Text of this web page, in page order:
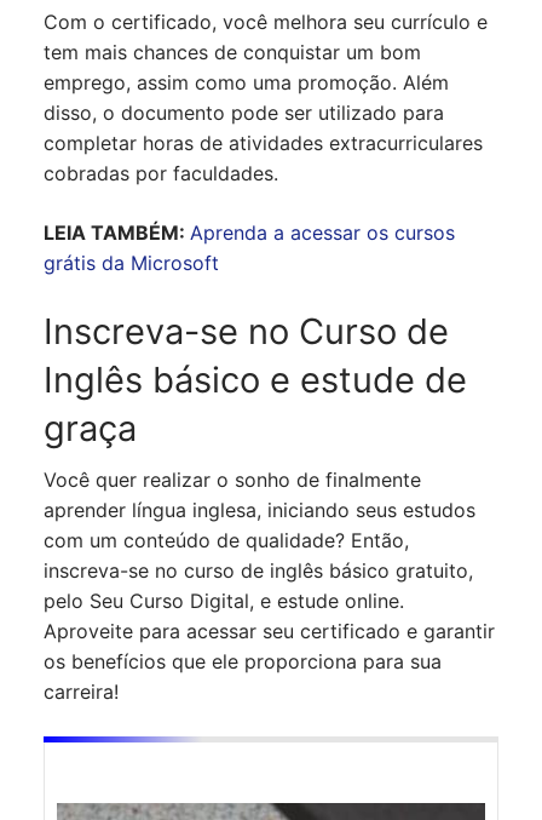
Com o certificado, você melhora seu currículo e
tem mais chances de conquistar um bom
emprego, assim como uma promoção. Além
disso, o documento pode ser utilizado para
completar horas de atividades extracurriculares
cobradas por faculdades.
LEIA TAMBÉM: Aprenda a acessar os cursos
grátis da Microsoft
Inscreva-se no Curso de
Inglês básico e estude de
graça
Você quer realizar o sonho de finalmente
aprender língua inglesa, iniciando seus estudos
com um conteúdo de qualidade? Então,
inscreva-se no curso de inglês básico gratuito,
pelo Seu Curso Digital, e estude online.
Aproveite para acessar seu certificado e garantir
os benefícios que ele proporciona para sua
carreira!